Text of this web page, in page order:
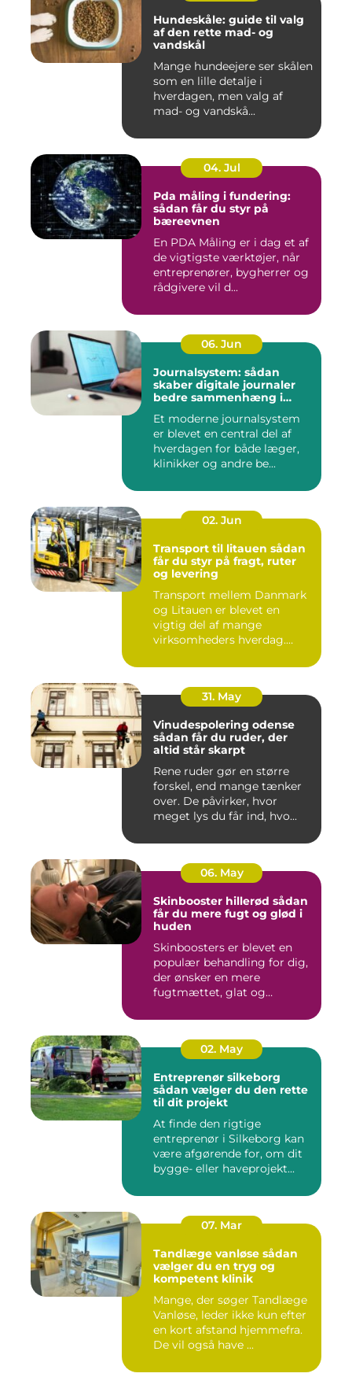
Hundeskåle: guide til valg
af den rette mad- og
vandskål
Mange hundeejere ser skålen
som en lille detalje i
hverdagen, men valg af
mad- og vandskå...
04. Jul
Pda måling i fundering:
sådan får du styr på
bæreevnen
En PDA Måling er i dag et af
de vigtigste værktøjer, når
entreprenører, bygherrer og
rådgivere vil d...
06. Jun
Journalsystem: sådan
skaber digitale journaler
bedre sammenhæng i
Et moderne journalsystem
er blevet en central del af
hverdagen for både læger,
klinikker og andre be...
02. Jun
Transport til litauen sådan
får du styr på fragt, ruter
og levering
Transport mellem Danmark
og Litauen er blevet en
vigtig del af mange
virksomheders hverdag.
31. May
Vinudespolering odense
sådan får du ruder, der
altid står skarpt
Rene ruder gør en større
forskel, end mange tænker
over. De påvirker, hvor
meget lys du får ind, hvo...
06. May
Skinbooster hillerød sådan
får du mere fugt og glød i
huden
Skinboosters er blevet en
populær behandling for dig,
der ønsker en mere
fugtmættet, glat og
02. May
Entreprenør silkeborg
sådan vælger du den rette
til dit projekt
At finde den rigtige
entreprenør i Silkeborg kan
være afgørende for, om dit
bygge- eller haveprojekt...
07. Mar
Tandlæge vanløse sådan
vælger du en tryg og
kompetent klinik
Mange, der søger Tandlæge
Vanløse, leder ikke kun efter
en kort afstand hjemmefra.
De vil også have ...